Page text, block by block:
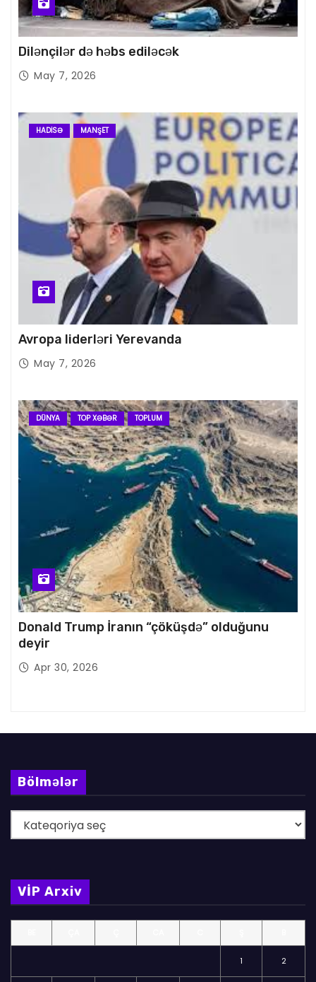
Dilənçilər də həbs ediləcək
May 7, 2026
HADISƏ MANŞET
Avropa liderləri Yerevanda
May 7, 2026
DÜNYA TOP XƏBƏR TOPLUM
Donald Trump İranın “çöküşdə” olduğunu
deyir
Apr 30, 2026
Bölmələr
ö
m
l
VİP Arxiv
1 2